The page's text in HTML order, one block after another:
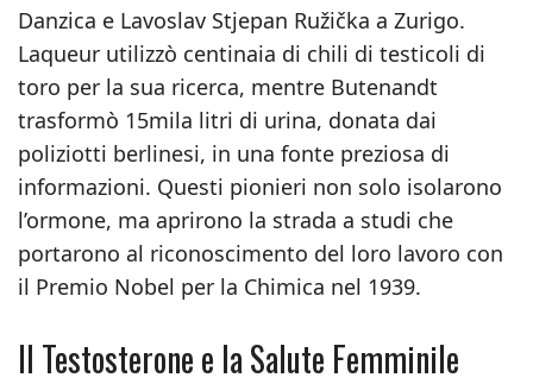
Danzica e Lavoslav Stjepan Ružička a Zurigo.
Laqueur utilizzò centinaia di chili di testicoli di
toro per la sua ricerca, mentre Butenandt
trasformò 15mila litri di urina, donata dai
poliziotti berlinesi, in una fonte preziosa di
informazioni. Questi pionieri non solo isolarono
l’ormone, ma aprirono la strada a studi che
portarono al riconoscimento del loro lavoro con
il Premio Nobel per la Chimica nel 1939.
Il Testosterone e la Salute Femminile